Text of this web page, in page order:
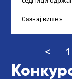
Сазнај више »
< 1